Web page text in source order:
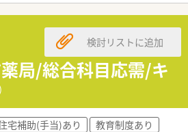
。
になります）
局/総合科目応需/キ
検討リストに追加
宅補助(手当)あり
教育制度あり